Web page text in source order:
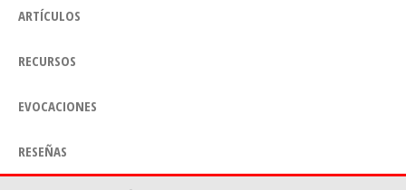
ARTÍCULOS
RECURSOS
EVOCACIONES
RESEÑAS